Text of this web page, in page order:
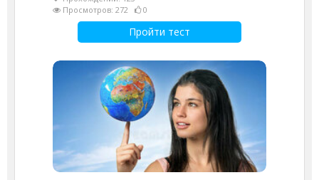
Просмотров: 272
0
Пройти тест